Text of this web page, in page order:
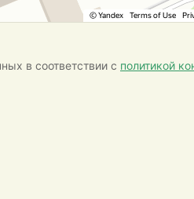
в соответствии с политикой